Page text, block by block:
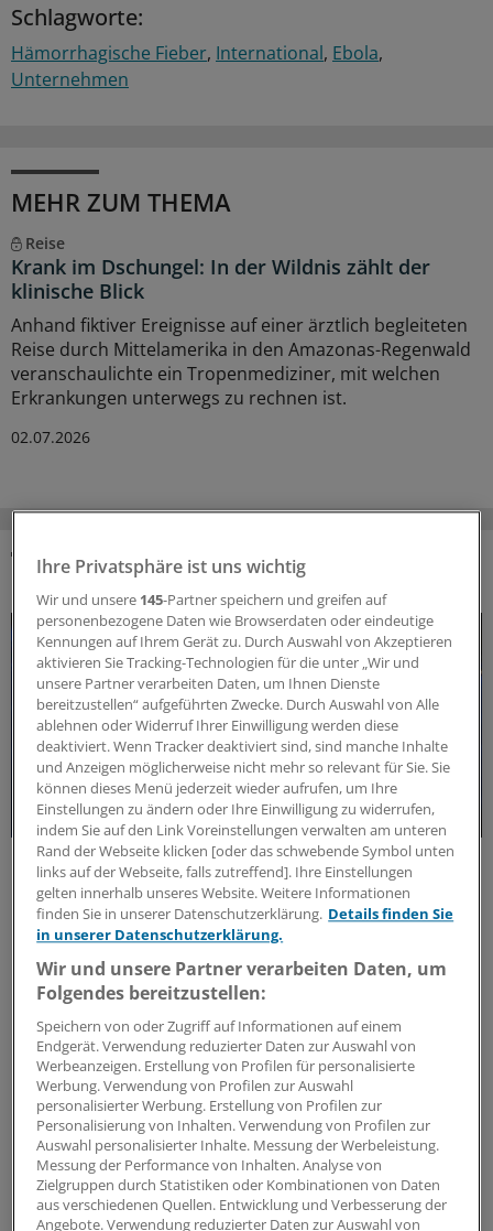
Schlagworte:
Hämorrhagische Fieber International Ebola
Unternehmen
MEHR ZUM THEMA
Reise
Krank im Dschungel: In der Wildnis zählt der
klinische Blick
Anhand fiktiver Ereignisse auf einer ärztlich begleiteten
Reise durch Mittelamerika in den Amazonas-Regenwald
veranschaulichte ein Tropenmediziner, mit welchen
Erkrankungen unterwegs zu rechnen ist.
02.07.2026
DAS KÖNNTE SIE AUCH INTERESSIEREN
Forschungs-Update
Neue Antibiotika-Studie entschlüsselt
besonderen Wirkmechanismus
Für die Langzeitprophylaxe von Harnwegsinfektionen
sind geringe Resistenzraten und gute Verträglichkeit
entscheidend. Eine neue Studie zeigt, warum dieses
Antibiotikum beides erfüllt.
ANZEIGE|MIP Pharma GmbH
Ihre Privatsphäre ist uns wichtig
Wir und unsere 145-Partner speichern und greifen auf
personenbezogene Daten wie Browserdaten oder eindeutige
Kennungen auf Ihrem Gerät zu. Durch Auswahl von Akzeptieren
aktivieren Sie Tracking-Technologien für die unter „Wir und
unsere Partner verarbeiten Daten, um Ihnen Dienste
bereitzustellen“ aufgeführten Zwecke. Durch Auswahl von Alle
ablehnen oder Widerruf Ihrer Einwilligung werden diese
deaktiviert. Wenn Tracker deaktiviert sind, sind manche Inhalte
und Anzeigen möglicherweise nicht mehr so relevant für Sie. Sie
können dieses Menü jederzeit wieder aufrufen, um Ihre
Einstellungen zu ändern oder Ihre Einwilligung zu widerrufen,
indem Sie auf den Link Voreinstellungen verwalten am unteren
Rand der Webseite klicken [oder das schwebende Symbol unten
links auf der Webseite, falls zutreffend]. Ihre Einstellungen
gelten innerhalb unseres Website. Weitere Informationen
finden Sie in unserer Datenschutzerklärung. Details finden Sie
in unserer Datenschutzerklärung.
Wir und unsere Partner verarbeiten Daten, um
Folgendes bereitzustellen:
Speichern von oder Zugriff auf Informationen auf einem
Endgerät. Verwendung reduzierter Daten zur Auswahl von
Werbeanzeigen. Erstellung von Profilen für personalisierte
Werbung. Verwendung von Profilen zur Auswahl
personalisierter Werbung. Erstellung von Profilen zur
Personalisierung von Inhalten. Verwendung von Profilen zur
Auswahl personalisierter Inhalte. Messung der Werbeleistung.
Messung der Performance von Inhalten. Analyse von
Zielgruppen durch Statistiken oder Kombinationen von Daten
aus verschiedenen Quellen. Entwicklung und Verbesserung der
Angebote. Verwendung reduzierter Daten zur Auswahl von